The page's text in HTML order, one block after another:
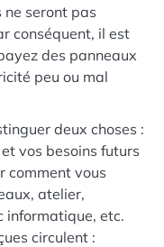
seront pas
conséquent, il est
des panneaux
peu ou mal
deux choses :
vos besoins futurs
comment vous
atelier,
informatique, etc.
circulent :